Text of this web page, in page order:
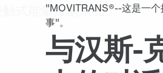
"MOVITRANS®--这是一
事"。
与汉斯-